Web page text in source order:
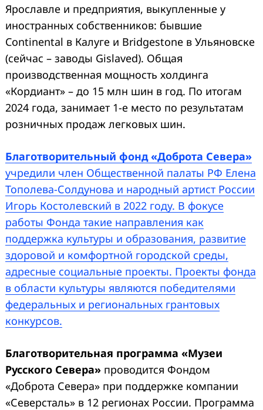
Ярославле и предприятия, выкупленные у
иностранных собственников: бывшие
Continental в Калуге и Bridgestone в Ульяновске
(сейчас – заводы Gislaved). Общая
производственная мощность холдинга
«Кордиант» – до 15 млн шин в год. По итогам
2024 года, занимает 1-е место по результатам
розничных продаж легковых шин.
Благотворительный фонд «Доброта Севера»
учредили член Общественной палаты РФ Елена
Тополева-Солдунова и народный артист России
Игорь Костолевский в 2022 году. В фокусе
работы Фонда такие направления как
поддержка культуры и образования, развитие
здоровой и комфортной городской среды,
адресные социальные проекты. Проекты фонда
в области культуры являются победителями
федеральных и региональных грантовых
конкурсов.
Благотворительная программа «Музеи
Русского Севера» проводится Фондом
«Доброта Севера» при поддержке компании
«Северсталь» в 12 регионах России. Программа